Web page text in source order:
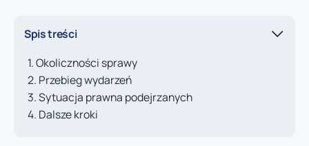
Spis treści
Okoliczności sprawy
Przebieg wydarzeń
Sytuacja prawna podejrzanych
Dalsze kroki